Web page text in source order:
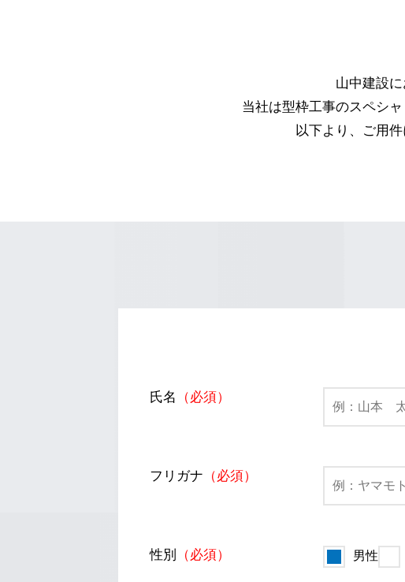
山中建設
当社は型枠工事のスペシ
以下より、ご用
氏名 （必須）
フリガナ （必須）
性別 （必須） 男性